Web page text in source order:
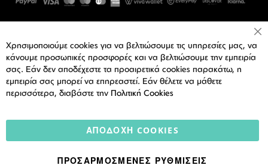
Χρησιμοποιούμε cookies για να βελτιώσουμε τις υπηρεσίες μας, να
κάνουμε προσωπικές προσφορές και να βελτιώσουμε την εμπειρία
σας. Εάν δεν αποδέχεστε τα προαιρετικά cookies παρακάτω, η
εμπειρία σας μπορεί να επηρεαστεί. Εάν θέλετε να μάθετε
περισσότερα, διαβάστε την Πολιτική Cookies
ΑΠΟΔΟΧΉ COOKIES
ΠΡΟΣΑΡΜΟΣΜΈΝΕΣ ΡΥΘΜΊΣΕΙΣ